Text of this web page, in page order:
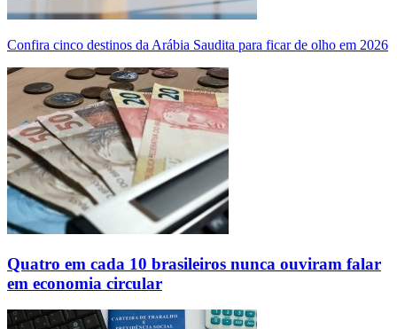
Confira cinco destinos da Arábia Saudita para ficar de olho em 2026
Quatro em cada 10 brasileiros nunca ouviram falar
em economia circular